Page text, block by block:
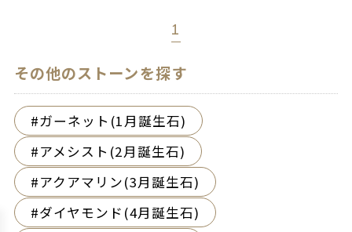
1
その他のストーンを探す
ガーネット(1月誕生石)
アメシスト(2月誕生石)
アクアマリン(3月誕生石)
ダイヤモンド(4月誕生石)